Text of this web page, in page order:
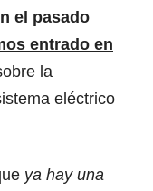
el pasado
entrado en
la
eléctrico
ya hay una